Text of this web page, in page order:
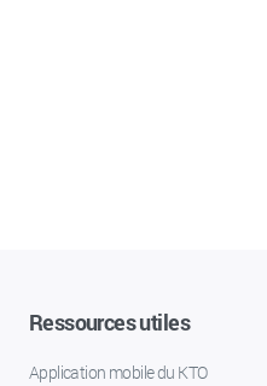
Ressources utiles
Application mobile du KTO